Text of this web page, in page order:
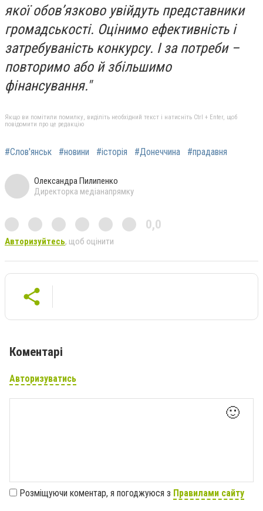
якої обов’язково увійдуть представники
громадськості. Оцінимо ефективність і
затребуваність конкурсу. І за потреби –
повторимо або й збільшимо
фінансування."
Якщо ви помітили помилку, виділіть необхідний текст і натисніть Ctrl + Enter, щоб
повідомити про це редакцію
#Слов'янськ #новини #історія #Донеччина #прадавня
Олександра Пилипенко
Директорка медіанапрямку
0,0
Авторизуйтесь, щоб оцінити
Коментарі
Авторизуватись
🙂
Розміщуючи коментар, я погоджуюся з Правилами сайту